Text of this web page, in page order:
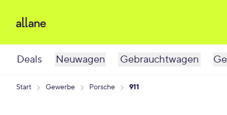
Deals Neuwagen Gebrauchtwagen
Start Gewerbe Porsche 911